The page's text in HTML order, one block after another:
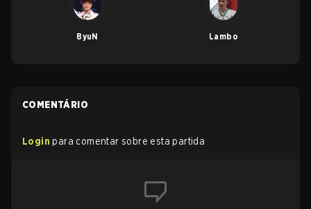
ByuN Lambo
COMENTÁRIO
Login para comentar sobre esta partida